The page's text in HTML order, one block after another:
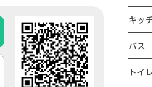
キッ
バス
トイ